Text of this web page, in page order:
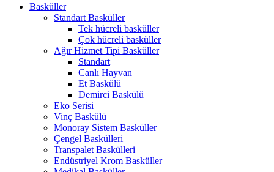
Basküller
Standart Basküller
Tek hücreli basküller
Çok hücreli basküller
Ağır Hizmet Tipi Basküller
Standart
Canlı Hayvan
Et Baskülü
Demirci Baskülü
Eko Serisi
Vinç Baskülü
Monoray Sistem Basküller
Çengel Baskülleri
Transpalet Baskülleri
Endüstriyel Krom Basküller